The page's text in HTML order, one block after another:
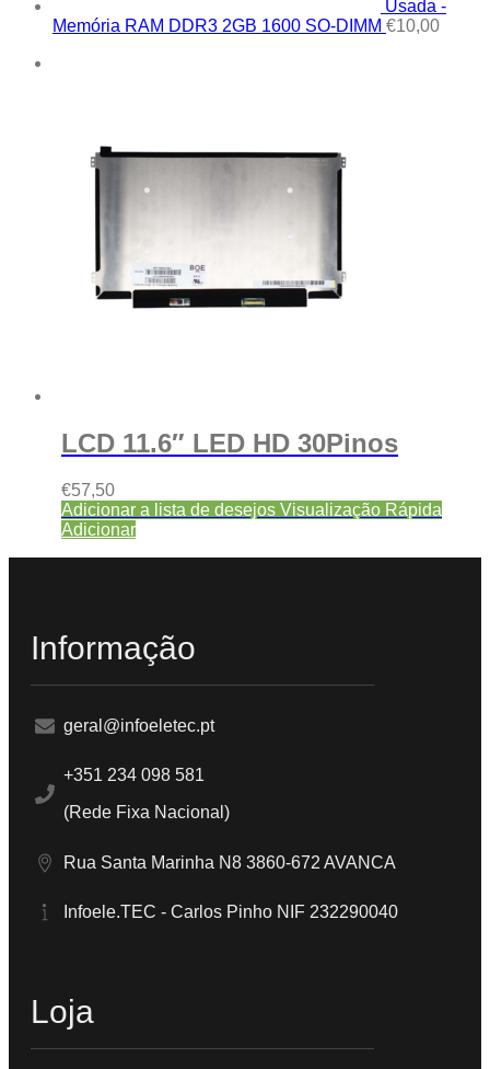
Usada -
Memória RAM DDR3 2GB 1600 SO-DIMM €10,00
LCD 11.6″ LED HD 30Pinos
€57,50
Adicionar a lista de desejos Visualização Rápida
Adicionar
Informação
geral@infoeletec.pt
+351 234 098 581
(Rede Fixa Nacional)
Rua Santa Marinha N8 3860-672 AVANCA
Infoele.TEC - Carlos Pinho NIF 232290040
Loja